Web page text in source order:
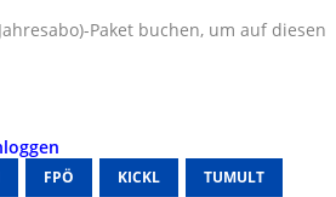
Paket buchen, um auf diesen
FPÖ KICKL TUMULT